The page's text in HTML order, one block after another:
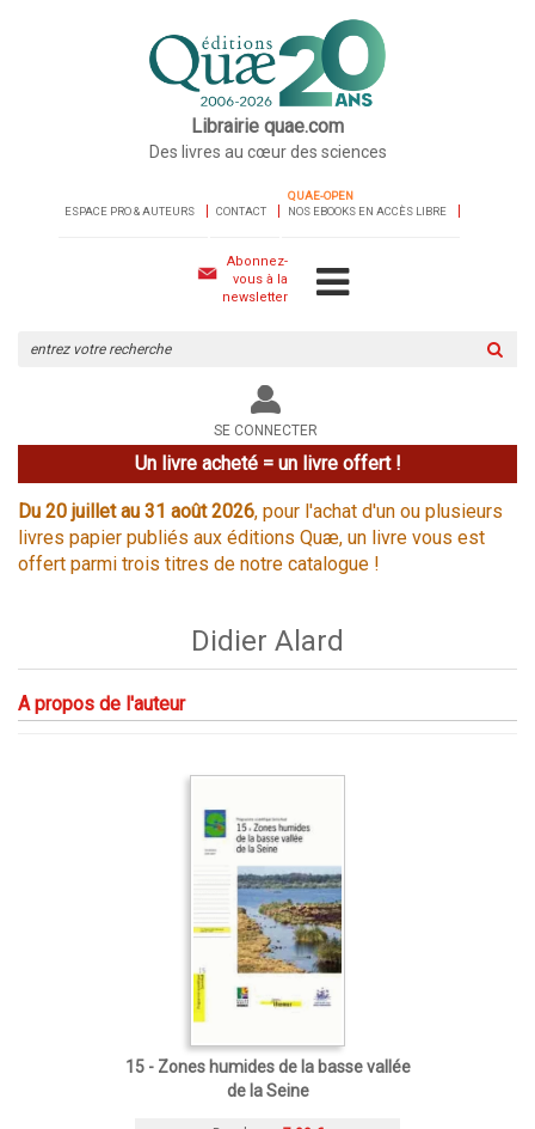
Librairie quae.com
Des livres au cœur des sciences
ESPACE PRO & AUTEURS CONTACT
QUAE-OPEN
NOS EBOOKS EN ACCÈS LIBRE
Abonnez-
vous à la
newsletter
le
site
SE CONNECTER
Un livre acheté = un livre offert !
Du 20 juillet au 31 août 2026, pour l'achat d'un ou plusieurs
livres papier publiés aux éditions Quæ, un livre vous est
offert parmi trois titres de notre catalogue !
Didier Alard
A propos de l'auteur
15 - Zones humides de la basse vallée
de la Seine